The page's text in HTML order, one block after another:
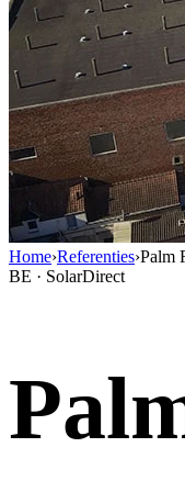
Home›Referenties›Palm
BE · SolarDirect